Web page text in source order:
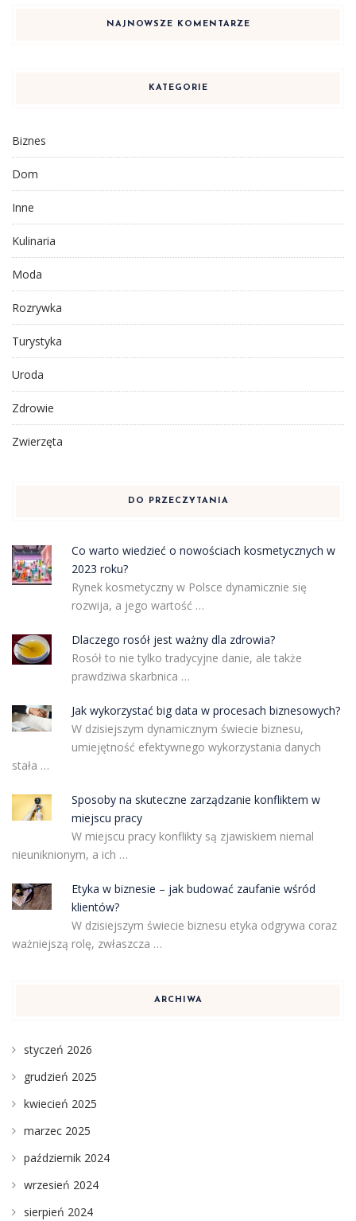
NAJNOWSZE KOMENTARZE
KATEGORIE
Biznes
Dom
Inne
Kulinaria
Moda
Rozrywka
Turystyka
Uroda
Zdrowie
Zwierzęta
DO PRZECZYTANIA
Co warto wiedzieć o nowościach kosmetycznych w
2023 roku?
Rynek kosmetyczny w Polsce dynamicznie się
rozwija, a jego wartość …
Dlaczego rosół jest ważny dla zdrowia?
Rosół to nie tylko tradycyjne danie, ale także
prawdziwa skarbnica …
Jak wykorzystać big data w procesach biznesowych?
W dzisiejszym dynamicznym świecie biznesu,
umiejętność efektywnego wykorzystania danych
stała …
Sposoby na skuteczne zarządzanie konfliktem w
miejscu pracy
W miejscu pracy konflikty są zjawiskiem niemal
nieuniknionym, a ich …
Etyka w biznesie – jak budować zaufanie wśród
klientów?
W dzisiejszym świecie biznesu etyka odgrywa coraz
ważniejszą rolę, zwłaszcza …
ARCHIWA
styczeń 2026
grudzień 2025
kwiecień 2025
marzec 2025
październik 2024
wrzesień 2024
sierpień 2024